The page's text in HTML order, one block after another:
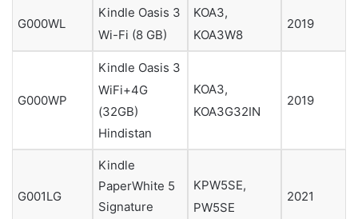
G000WL
Kindle Oasis 3
Wi-Fi (8 GB)
KOA3,
KOA3W8
2019
G000WP
Kindle Oasis 3
WiFi+4G
(32GB)
Hindistan
KOA3,
KOA3G32IN
2019
G001LG
Kindle
PaperWhite 5
Signature
KPW5SE,
PW5SE
2021